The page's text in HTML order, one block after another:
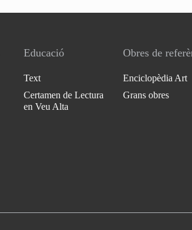
Educació
Text
Certamen de Lectura
en Veu Alta
Obres de
Enciclopèdia Art
Grans obres